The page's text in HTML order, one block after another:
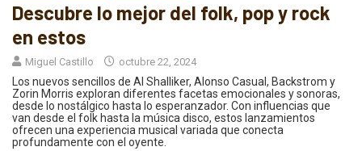
Descubre lo mejor del folk, pop y rock
en estos
Miguel Castillo octubre 22, 2024
Los nuevos sencillos de Al Shalliker, Alonso Casual, Backstrom y
Zorin Morris exploran diferentes facetas emocionales y sonoras,
desde lo nostálgico hasta lo esperanzador. Con influencias que
van desde el folk hasta la música disco, estos lanzamientos
ofrecen una experiencia musical variada que conecta
profundamente con el oyente.